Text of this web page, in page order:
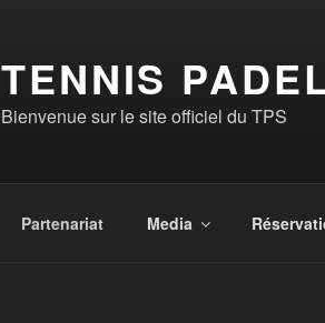
TENNIS
Bienvenue sur le site officiel du TPS
Partenariat Media